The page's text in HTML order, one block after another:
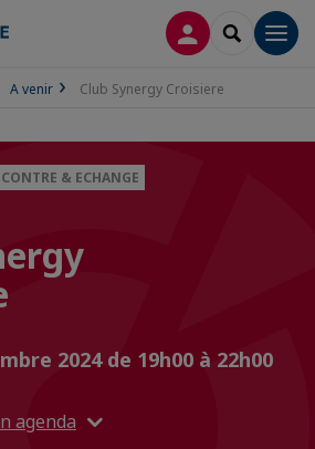
CONNEXION
A venir Club Synergy Croisiere
& ECHANGE
2024 de 19h00 à 22h00
agenda